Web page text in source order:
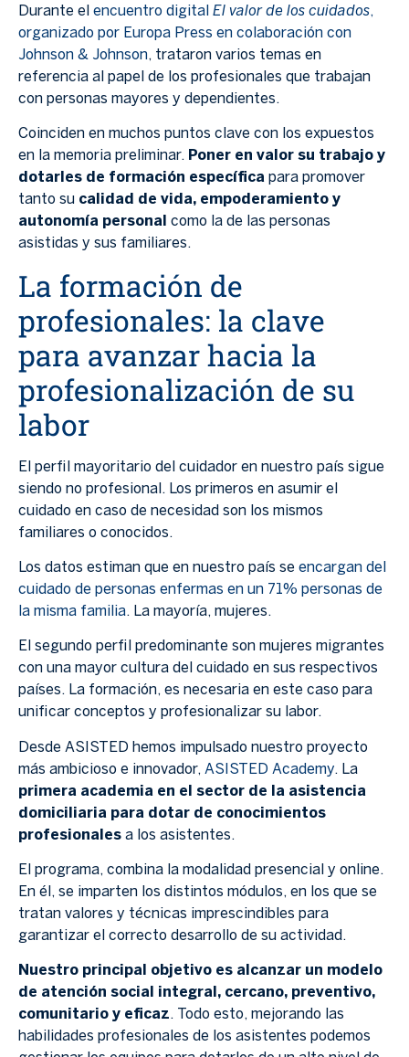
Durante el encuentro digital El valor de los cuidados,
organizado por Europa Press en colaboración con
Johnson & Johnson, trataron varios temas en
referencia al papel de los profesionales que trabajan
con personas mayores y dependientes.
Coinciden en muchos puntos clave con los expuestos
en la memoria preliminar. Poner en valor su trabajo y
dotarles de formación específica para promover
tanto su calidad de vida, empoderamiento y
autonomía personal como la de las personas
asistidas y sus familiares.
La formación de
profesionales: la clave
para avanzar hacia la
profesionalización de su
labor
El perfil mayoritario del cuidador en nuestro país sigue
siendo no profesional. Los primeros en asumir el
cuidado en caso de necesidad son los mismos
familiares o conocidos.
Los datos estiman que en nuestro país se encargan del
cuidado de personas enfermas en un 71% personas de
la misma familia. La mayoría, mujeres.
El segundo perfil predominante son mujeres migrantes
con una mayor cultura del cuidado en sus respectivos
países. La formación, es necesaria en este caso para
unificar conceptos y profesionalizar su labor.
Desde ASISTED hemos impulsado nuestro proyecto
más ambicioso e innovador, ASISTED Academy. La
primera academia en el sector de la asistencia
domiciliaria para dotar de conocimientos
profesionales a los asistentes.
El programa, combina la modalidad presencial y online.
En él, se imparten los distintos módulos, en los que se
tratan valores y técnicas imprescindibles para
garantizar el correcto desarrollo de su actividad.
Nuestro principal objetivo es alcanzar un modelo
de atención social integral, cercano, preventivo,
comunitario y eficaz. Todo esto, mejorando las
habilidades profesionales de los asistentes podemos